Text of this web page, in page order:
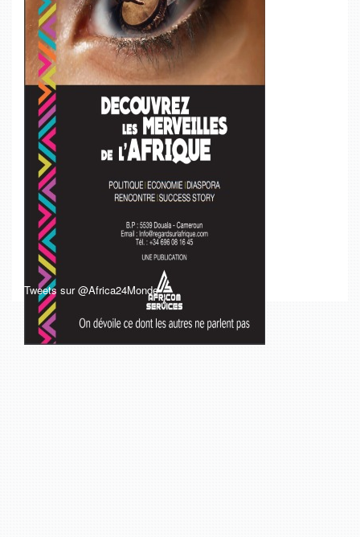
Tweets sur @Africa24Monde